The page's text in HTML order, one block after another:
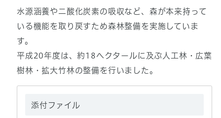
水源涵養や二酸化炭素の吸収など、森が本来持って
いる機能を取り戻すため森林整備を実施していま
す。
平成20年度は、約18ヘクタールに及ぶ人工林・広葉
樹林・拡大竹林の整備を行いました。
添付ファイル